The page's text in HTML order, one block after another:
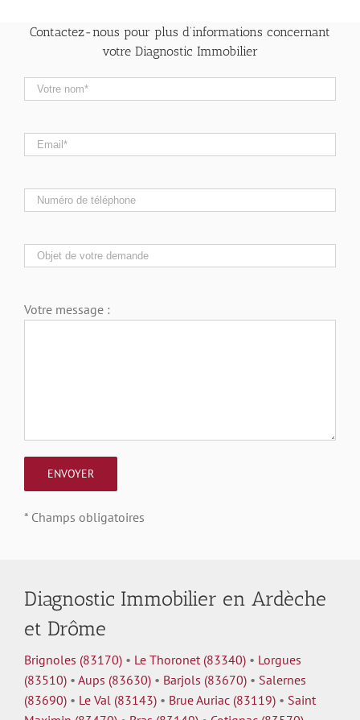
Contactez-nous pour plus d’informations concernant
votre Diagnostic Immobilier
Votre message :
* Champs obligatoires
Diagnostic Immobilier en Ardèche
et Drôme
Brignoles (83170) • Le Thoronet (83340) • Lorgues
(83510) • Aups (83630) • Barjols (83670) • Salernes
(83690) • Le Val (83143) • Brue Auriac (83119) • Saint